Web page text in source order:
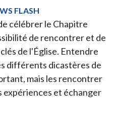
FLASH
célébrer le Chapitre
de rencontrer et de
de l'Église. Entendre
différents dicastères de
mais les rencontrer
expériences et échanger